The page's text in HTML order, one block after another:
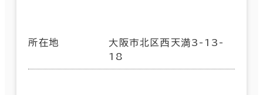
所在地
大阪市北区西天満3-13-
18